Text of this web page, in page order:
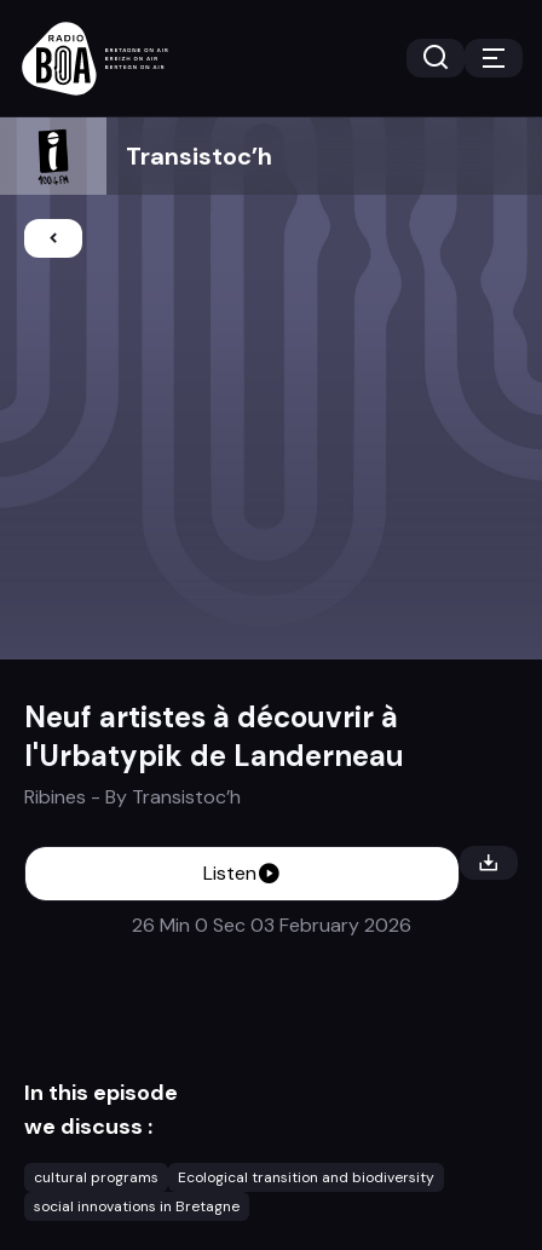
Transistoc’h
Neuf artistes à découvrir à
l'Urbatypik de Landerneau
Ribines - By Transistoc’h
Listen
26 Min 0 Sec 03 February 2026
In this episode
we discuss :
cultural programs
Ecological transition and biodiversity
social innovations in Bretagne